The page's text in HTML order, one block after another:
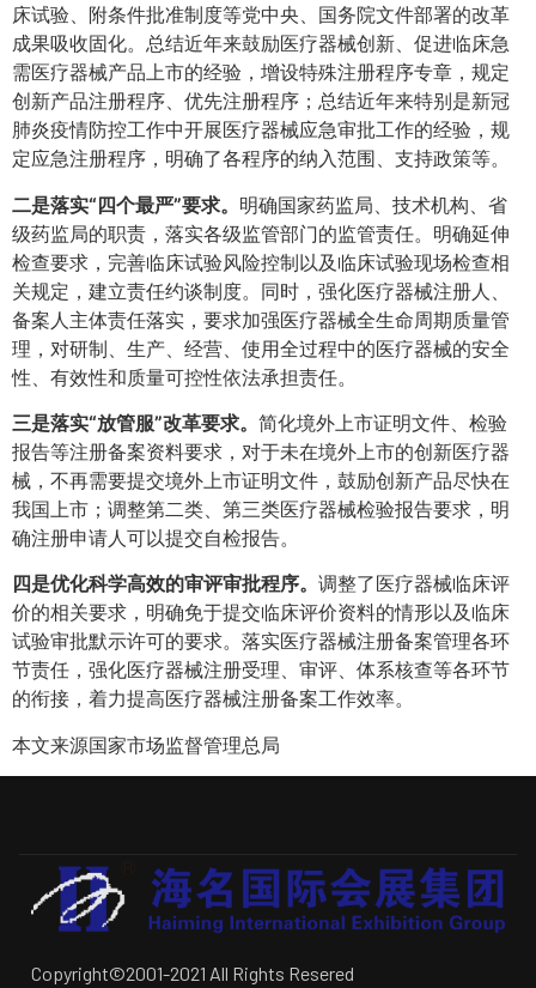
床试验、附条件批准制度等党中央、国务院文件部署的改革
成果吸收固化。总结近年来鼓励医疗器械创新、促进临床急
需医疗器械产品上市的经验，增设特殊注册程序专章，规定
创新产品注册程序、优先注册程序；总结近年来特别是新冠
肺炎疫情防控工作中开展医疗器械应急审批工作的经验，规
定应急注册程序，明确了各程序的纳入范围、支持政策等。
二是落实“四个最严”要求。 明确国家药监局、技术机构、省
级药监局的职责，落实各级监管部门的监管责任。明确延伸
检查要求，完善临床试验风险控制以及临床试验现场检查相
关规定，建立责任约谈制度。同时，强化医疗器械注册人、
备案人主体责任落实，要求加强医疗器械全生命周期质量管
理，对研制、生产、经营、使用全过程中的医疗器械的安全
性、有效性和质量可控性依法承担责任。
三是落实“放管服”改革要求。 简化境外上市证明文件、检验
报告等注册备案资料要求，对于未在境外上市的创新医疗器
械，不再需要提交境外上市证明文件，鼓励创新产品尽快在
我国上市；调整第二类、第三类医疗器械检验报告要求，明
确注册申请人可以提交自检报告。
四是优化科学高效的审评审批程序。 调整了医疗器械临床评
价的相关要求，明确免于提交临床评价资料的情形以及临床
试验审批默示许可的要求。落实医疗器械注册备案管理各环
节责任，强化医疗器械注册受理、审评、体系核查等各环节
的衔接，着力提高医疗器械注册备案工作效率。
本文来源国家市场监督管理总局
Copyright©2001-2021 All Rights Resered